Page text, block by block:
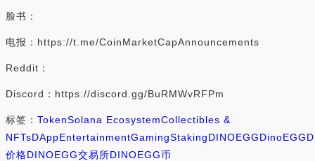
脸书：
电报：https://t.me/CoinMarketCapAnnouncements
Reddit：
Discord：https://discord.gg/BuRMWvRFPm
标签： TokenSolana EcosystemCollectibles &
NFTsDAppEntertainmentGamingStakingDINOEGGDinoEGG
价格DINOEGG交易所DINOEGG币